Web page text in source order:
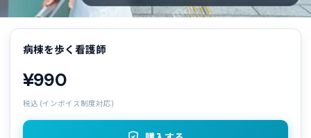
病棟を歩く看護師
¥990
税込 (インボイス制度対応)